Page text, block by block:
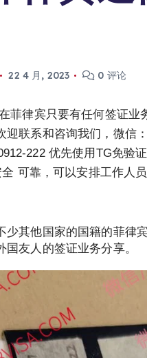
22 4 月, 2023 0 评论
菲律宾只要有任何签证
迎联系和咨询我们，微信
222 优先使用TG免验
可靠，可以安排工作人
少其他国家的国籍的菲律
友人的签证业务分享。